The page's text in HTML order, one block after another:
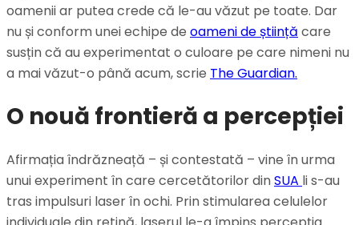
oamenii ar putea crede că le-au văzut pe toate. Dar
nu și conform unei echipe de oameni de știință care
susțin că au experimentat o culoare pe care nimeni nu
a mai văzut-o până acum, scrie The Guardian.
O nouă frontieră a percepției
Afirmația îndrăzneață – și contestată – vine în urma
unui experiment în care cercetătorilor dinSUA li s-au
tras impulsuri laser în ochi. Prin stimularea celulelor